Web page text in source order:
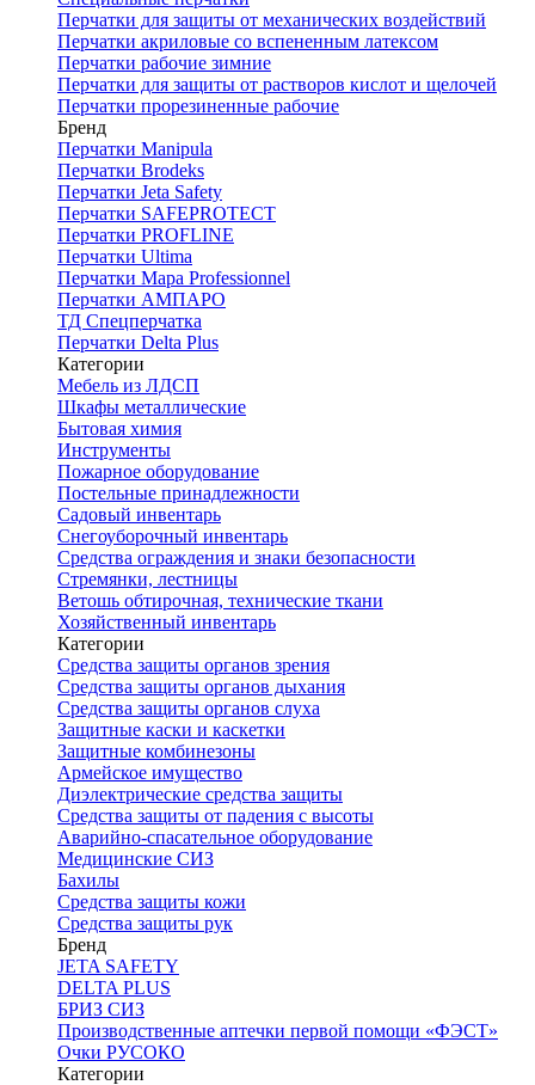
Перчатки для защиты от механических воздействий
Перчатки акриловые со вспененным латексом
Перчатки рабочие зимние
Перчатки для защиты от растворов кислот и щелочей
Перчатки прорезиненные рабочие
Бренд
Перчатки Manipula
Перчатки Brodeks
Перчатки Jeta Safety
Перчатки SAFEPROTECT
Перчатки PROFLINE
Перчатки Ultima
Перчатки Мара Professionnel
Перчатки АМПАРО
ТД Спецперчатка
Перчатки Delta Plus
Категории
Мебель из ЛДСП
Шкафы металлические
Бытовая химия
Инструменты
Пожарное оборудование
Постельные принадлежности
Садовый инвентарь
Снегоуборочный инвентарь
Средства ограждения и знаки безопасности
Стремянки, лестницы
Ветошь обтирочная, технические ткани
Хозяйственный инвентарь
Категории
Средства защиты органов зрения
Средства защиты органов дыхания
Средства защиты органов слуха
Защитные каски и каскетки
Защитные комбинезоны
Армейское имущество
Диэлектрические средства защиты
Средства защиты от падения с высоты
Аварийно-спасательное оборудование
Медицинские СИЗ
Бахилы
Средства защиты кожи
Средства защиты рук
Бренд
JETA SAFETY
DELTA PLUS
БРИЗ СИЗ
Производственные аптечки первой помощи «ФЭСТ»
Очки РУСОКО
Категории